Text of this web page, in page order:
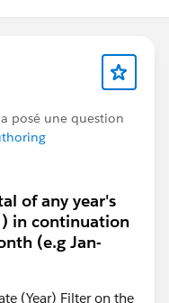
a posé une question
of any year's
in continuation
(e.g Jan-
(Year) Filter on the